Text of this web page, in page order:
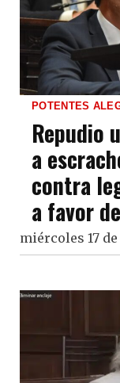
POTENTES
Repudio
a
contra
a favor
miércoles 17